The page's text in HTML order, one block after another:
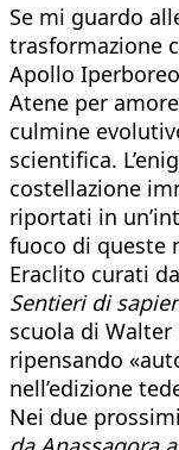
Se mi guardo
trasformazione
Apollo
Atene per
culmine
scientifica.
costellazione
riportati in
fuoco di queste
Eraclito curati
Sentieri di
scuola di
ripensando
nell’edizione
Nei due